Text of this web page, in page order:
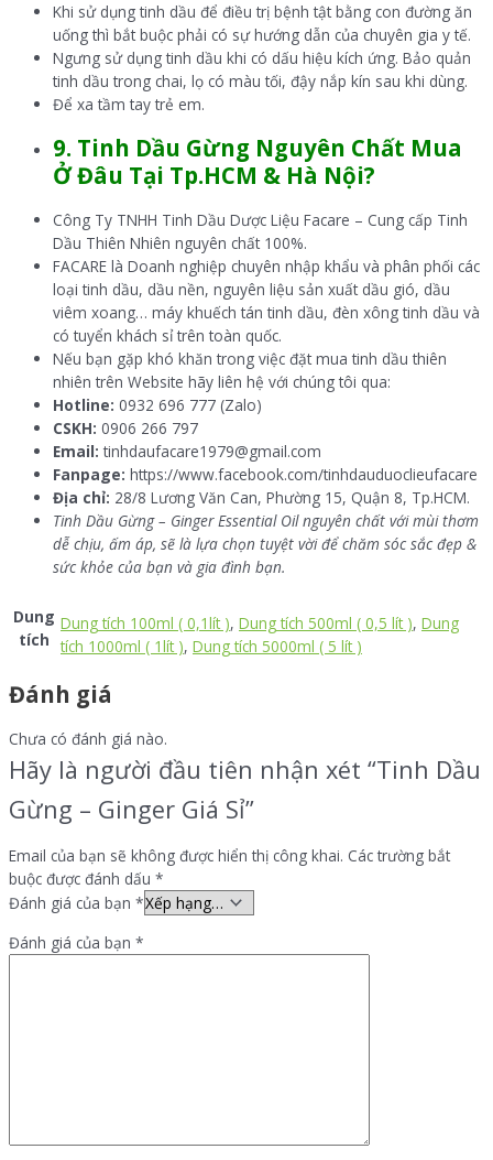
Khi sử dụng tinh dầu để điều trị bệnh tật bằng con đường ăn
uống thì bắt buộc phải có sự hướng dẫn của chuyên gia y tế.
Ngưng sử dụng tinh dầu khi có dấu hiệu kích ứng. Bảo quản
tinh dầu trong chai, lọ có màu tối, đậy nắp kín sau khi dùng.
Để xa tầm tay trẻ em.
9. Tinh Dầu Gừng Nguyên Chất Mua
ỞĐâu Tại Tp.HCM & Hà Nội?
Công Ty TNHH Tinh Dầu Dược Liệu Facare – Cung cấp Tinh
Dầu Thiên Nhiên nguyên chất 100%.
FACARE là Doanh nghiệp chuyên nhập khẩu và phân phối các
loại tinh dầu, dầu nền, nguyên liệu sản xuất dầu gió, dầu
viêm xoang… máy khuếch tán tinh dầu, đèn xông tinh dầu và
có tuyển khách sỉ trên toàn quốc.
Nếu bạn gặp khó khăn trong việc đặt mua tinh dầu thiên
nhiên trên Website hãy liên hệ với chúng tôi qua:
Hotline: 0932 696 777 (Zalo)
CSKH: 0906 266 797
Email: tinhdaufacare1979@gmail.com
Fanpage: https://www.facebook.com/tinhdauduoclieufacare
Địa chỉ: 28/8 Lương Văn Can, Phường 15, Quận 8, Tp.HCM.
Tinh Dầu Gừng – Ginger Essential Oil nguyên chất với mùi thơm
dễ chịu, ấm áp, sẽ là lựa chọn tuyệt vời để chăm sóc sắc đẹp &
sức khỏe của bạn và gia đình bạn.
Dung
tích
Dung tích 100ml ( 0,1lít ), Dung tích 500ml ( 0,5 lít ), Dung
tích 1000ml ( 1lít ), Dung tích 5000ml ( 5 lít )
Đánh giá
Chưa có đánh giá nào.
Hãy là người đầu tiên nhận xét “Tinh Dầu
Gừng – Ginger Giá Sỉ”
Email của bạn sẽ không được hiển thị công khai. Các trường bắt
buộc được đánh dấu *
Đánh giá của bạn *
Đánh giá của bạn *